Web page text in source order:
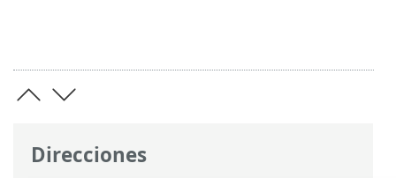
Direcciones